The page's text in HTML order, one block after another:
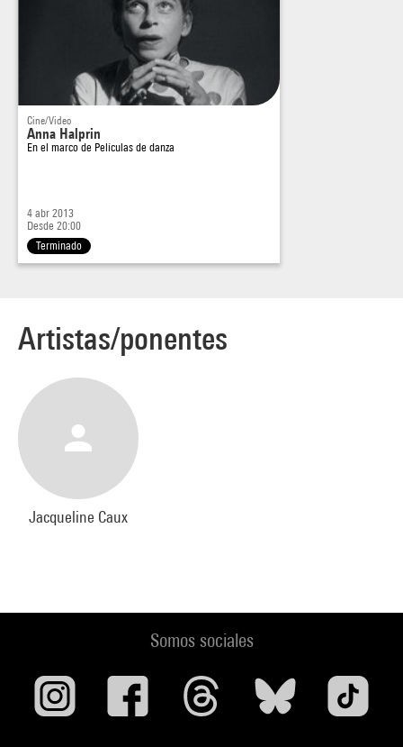
Cette projection sera suivie d'une discussion avec la
Cine/Video
Anna Halprin
En el marco de Películas de danza
4 abr 2013
Desde 20:00
Terminado
Artistas/ponentes
Jacqueline Caux
Somos sociales